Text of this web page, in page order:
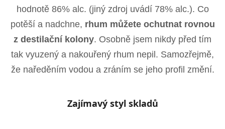
hodnotě 86% alc. (jiný zdroj uvádí 78% alc.). Co
potěší a nadchne, rhum můžete ochutnat rovnou
z destilační kolony. Osobně jsem nikdy před tím
tak vyuzený a nakouřený rhum nepil. Samozřejmě,
že naředěním vodou a zráním se jeho profil změní.
Zajímavý styl skladů